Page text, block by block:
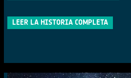
LEER LA HISTORIA COMPLETA